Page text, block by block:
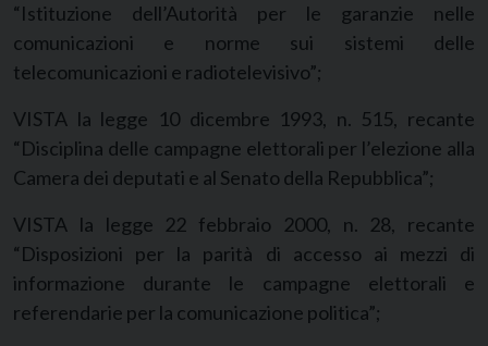
“Istituzione dell’Autorità per le garanzie nelle
comunicazioni e norme sui sistemi delle
telecomunicazioni e radiotelevisivo”;
VISTA la legge 10 dicembre 1993, n. 515, recante
“Disciplina delle campagne elettorali per l’elezione alla
Camera dei deputati e al Senato della Repubblica”;
VISTA la legge 22 febbraio 2000, n. 28, recante
“Disposizioni per la parità di accesso ai mezzi di
informazione durante le campagne elettorali e
referendarie per la comunicazione politica”;